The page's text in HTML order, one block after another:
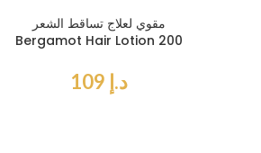
مقوي لعلاج تساقط الشعر
Bergamot Hair Lotion 200
د.إ